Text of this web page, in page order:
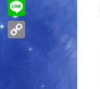
c
e
T
w
i
L